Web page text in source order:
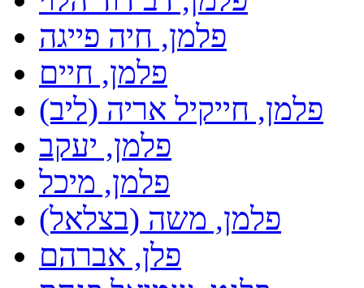
פלמן, חיה פייגה
פלמן, חיים
פלמן, חייקיל אריה (ליב)
פלמן, יעקב
פלמן, מיכל
פלמן, משה (בצלאל)
פלן, אברהם